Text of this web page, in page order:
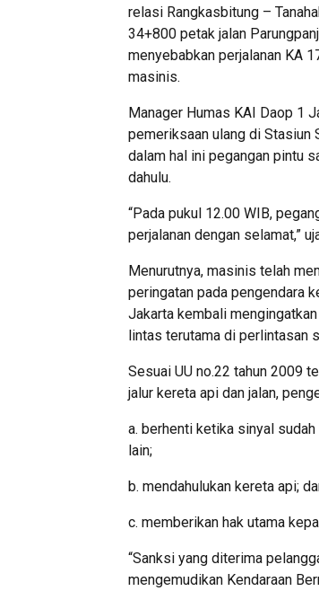
relasi Rangkasbitung –
34+800 petak jalan
menyebabkan perjalanan KA
masinis.
Manager Humas KAI Daop 1
pemeriksaan ulang di Stasiun
dalam hal ini pegangan pintu
dahulu.
“Pada pukul 12.00 WIB,
perjalanan dengan selamat,”
Menurutnya, masinis telah
peringatan pada pengendara
Jakarta kembali
lintas terutama di perlintasan
Sesuai UU no.22 tahun 2009
jalur kereta api dan jalan,
a. berhenti ketika sinyal
lain;
b. mendahulukan kereta api;
c. memberikan hak utama
“Sanksi yang diterima
mengemudikan Kendaraan